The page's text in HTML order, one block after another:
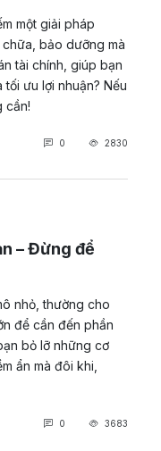
một giải pháp
bảo dưỡng mà
tài chính, giúp bạn
ưu lợi nhuận? Nếu
cần!
0 2830
– Đừng để
nhỏ, thường cho
để cần đến phần
bỏ lỡ những cơ
ẩn mà đôi khi,
0 3683